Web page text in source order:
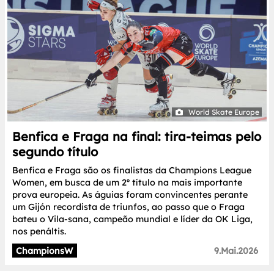
World Skate Europe
Benfica e Fraga na final: tira-teimas pelo
segundo título
Benfica e Fraga são os finalistas da Champions League
Women, em busca de um 2º título na mais importante
prova europeia. As águias foram convincentes perante
um Gijón recordista de triunfos, ao passo que o Fraga
bateu o Vila-sana, campeão mundial e líder da OK Liga,
nos penáltis.
ChampionsW
9.Mai.2026